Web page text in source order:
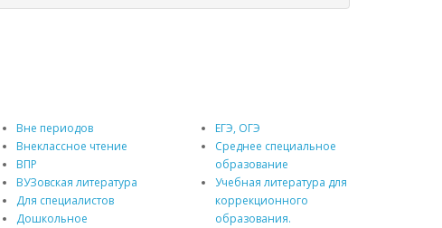
Вне периодов
Внеклассное чтение
ВПР
ВУЗовская литература
Для специалистов
Дошкольное
ЕГЭ, ОГЭ
Среднее специальное
образование
Учебная литература для
коррекционного
образования.